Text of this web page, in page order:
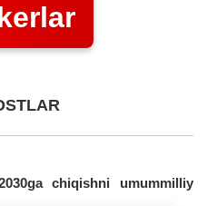
chiqishni umummilliy